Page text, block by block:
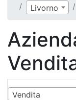
Livorno
Vendita